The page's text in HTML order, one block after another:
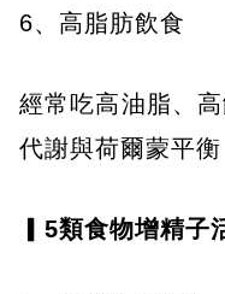
6、高脂肪飲食
經常吃高油脂、
代謝與荷爾蒙平衡
▎5類食物增精子